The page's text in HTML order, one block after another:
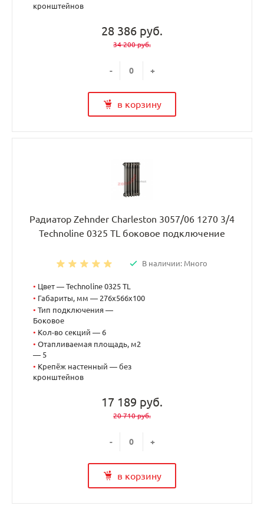
кронштейнов
28 386 руб.
34 200 руб.
- +
в корзину
Радиатор Zehnder Charleston 3057/06 1270 3/4
Technoline 0325 TL боковое подключение
В наличии: Много
• Цвет — Technoline 0325 TL
• Габариты, мм — 276x566x100
• Тип подключения —
Боковое
• Кол-во секций — 6
• Отапливаемая площадь, м2
— 5
• Крепёж настенный — без
кронштейнов
17 189 руб.
20 710 руб.
- +
в корзину